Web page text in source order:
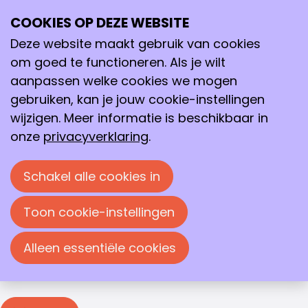
Inloggen
Inloggen
Je moet inloggen om deze pagina te bekijken. Je
kunt je e-mailadres en wachtwoord in de
onderstaande velden invullen om in te loggen.
Inloggen
E-mailadres
Wachtwoord
Wachtwoord weergeven
Wachtwoord vergeten?
COOKIES OP DEZE WEBSITE
Deze website maakt gebruik van cookies
om goed te functioneren. Als je wilt
aanpassen welke cookies we mogen
gebruiken, kan je jouw cookie-instellingen
wijzigen. Meer informatie is beschikbaar in
onze privacyverklaring.
Schakel alle cookies in
Toon cookie-instellingen
Alleen essentiële cookies